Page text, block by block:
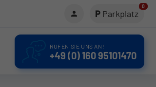
Parkplatz
0
RUFEN SIE UNS AN!
+49 (0) 160 95101470